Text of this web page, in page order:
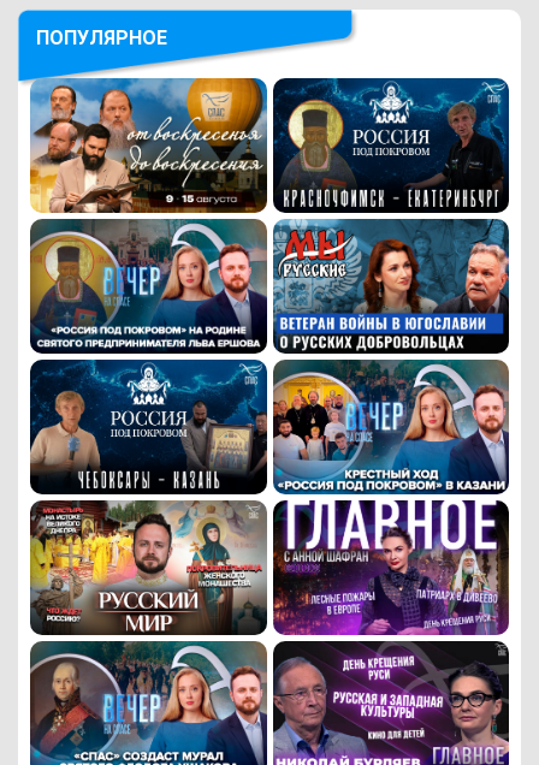
ПОПУЛЯРНОЕ